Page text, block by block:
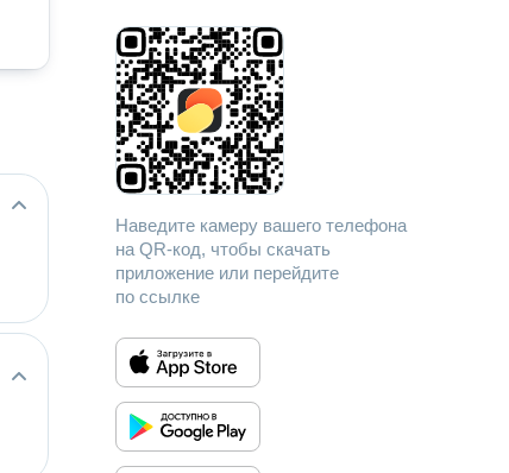
Наведите камеру вашего телефона
на QR-код, чтобы скачать
приложение или перейдите
по ссылке